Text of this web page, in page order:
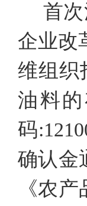
首
企业改
维组织
油料
码
确认金
《农